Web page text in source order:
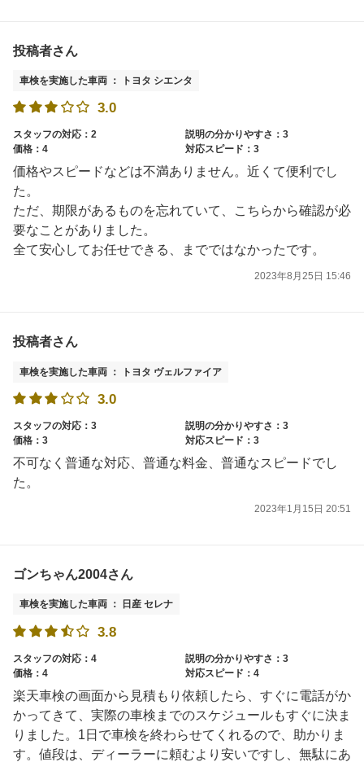
投稿者さん
車検を実施した車両 ： トヨタ シエンタ
3.0
スタッフの対応：2
説明の分かりやすさ：3
価格：4
対応スピード：3
価格やスピードなどは不満ありません。近くて便利でし
た。
ただ、期限があるものを忘れていて、こちらから確認が必
要なことがありました。
全て安心してお任せできる、までではなかったです。
2023年8月25日 15:46
投稿者さん
車検を実施した車両 ： トヨタ ヴェルファイア
3.0
スタッフの対応：3
説明の分かりやすさ：3
価格：3
対応スピード：3
不可なく普通な対応、普通な料金、普通なスピードでし
た。
2023年1月15日 20:51
ゴンちゃん2004さん
車検を実施した車両 ： 日産 セレナ
3.8
スタッフの対応：4
説明の分かりやすさ：3
価格：4
対応スピード：4
楽天車検の画面から見積もり依頼したら、すぐに電話がか
かってきて、実際の車検までのスケジュールもすぐに決ま
りました。1日で車検を終わらせてくれるので、助かりま
す。値段は、ディーラーに頼むより安いですし、無駄にあ